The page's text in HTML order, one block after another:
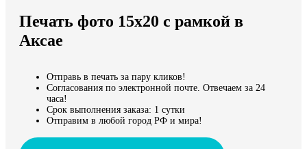
Мы доставляем по всему миру
Продолжить без города
Печать фото 15х20 с рамкой в
Аксае
Отправь в печать за пару кликов!
Согласования по электронной почте. Отвечаем за 24
часа!
Срок выполнения заказа: 1 сутки
Отправим в любой город РФ и мира!